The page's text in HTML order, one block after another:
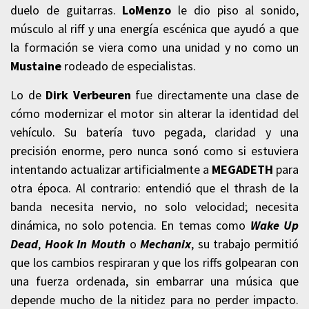
duelo de guitarras. LoMenzo le dio piso al sonido,
músculo al riff y una energía escénica que ayudó a que
la formación se viera como una unidad y no como un
Mustaine rodeado de especialistas.
Lo de Dirk Verbeuren fue directamente una clase de
cómo modernizar el motor sin alterar la identidad del
vehículo. Su batería tuvo pegada, claridad y una
precisión enorme, pero nunca sonó como si estuviera
intentando actualizar artificialmente a MEGADETH para
otra época. Al contrario: entendió que el thrash de la
banda necesita nervio, no solo velocidad; necesita
dinámica, no solo potencia. En temas como Wake Up
Dead, Hook In MouthoMechanix, su trabajo permitió
que los cambios respiraran y que los riffs golpearan con
una fuerza ordenada, sin embarrar una música que
depende mucho de la nitidez para no perder impacto.